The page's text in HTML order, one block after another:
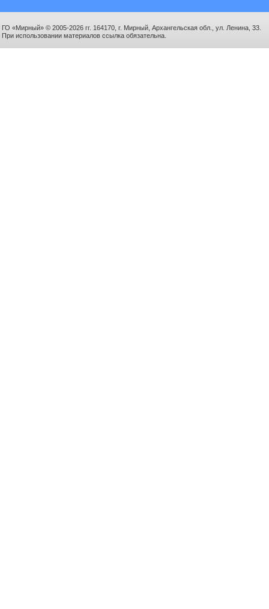
ГО «Мирный» © 2005-2026 гг. 164170, г. Мирный, Архангельская обл., ул. Ленина, 33.
При использовании материалов ссылка обязательна.